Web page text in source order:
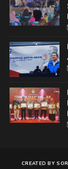
CREATED BY